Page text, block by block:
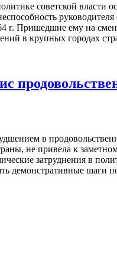
советской власти
Пришедшие ему на
в крупных городах
в
не привела к
затруднения в
демонстративные шаги